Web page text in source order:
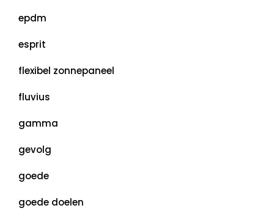
epdm
esprit
flexibel zonnepaneel
fluvius
gamma
gevolg
goede
goede doelen